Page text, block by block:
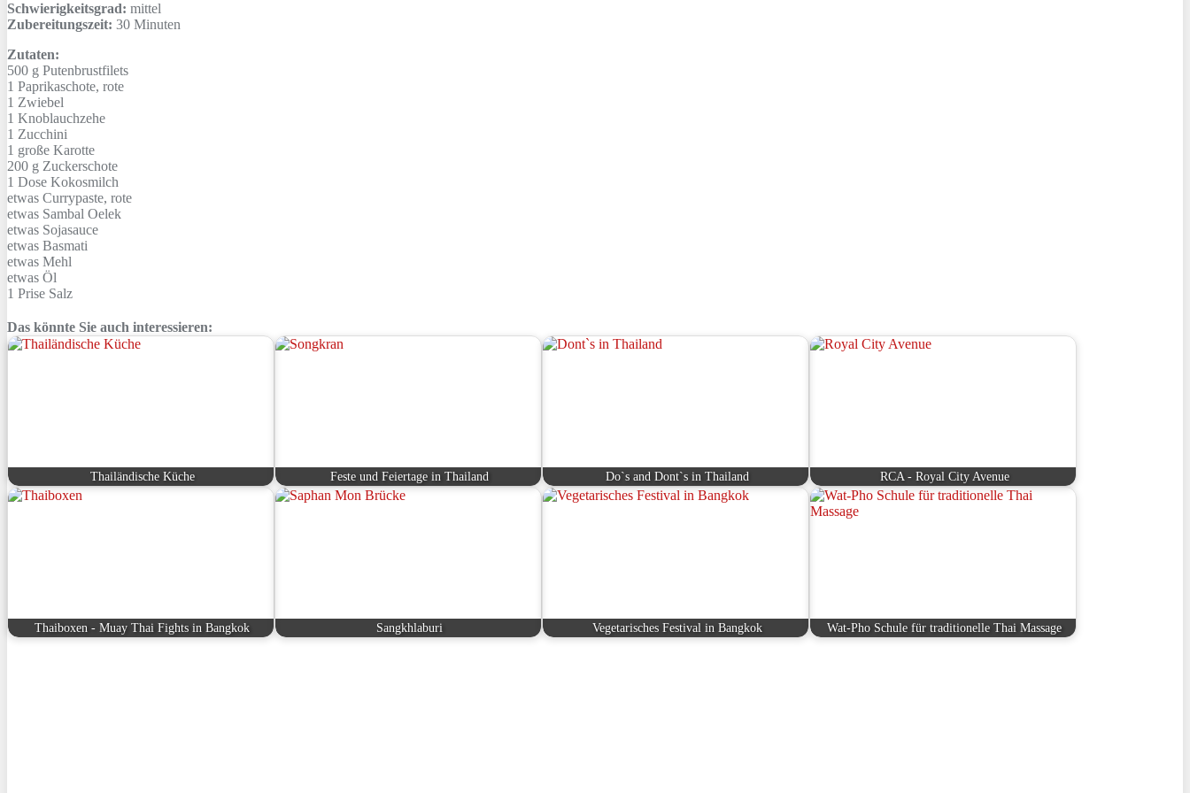
Schwierigkeitsgrad: mittel
Zubereitungszeit: 30 Minuten
Zutaten:
500 g Putenbrustfilets
1 Paprikaschote, rote
1 Zwiebel
1 Knoblauchzehe
1 Zucchini
1 große Karotte
200 g Zuckerschote
1 Dose Kokosmilch
etwas Currypaste, rote
etwas Sambal Oelek
etwas Sojasauce
etwas Basmati
etwas Mehl
etwas Öl
1 Prise Salz
Das könnte Sie auch interessieren:
Thailändische Küche Feste und Feiertage in Thailand Do`s and Dont`s in Thailand RCA - Royal City Avenue
Thaiboxen - Muay Thai Fights in Bangkok Sangkhlaburi Vegetarisches Festival in Bangkok Wat-Pho Schule für traditionelle Thai Massage